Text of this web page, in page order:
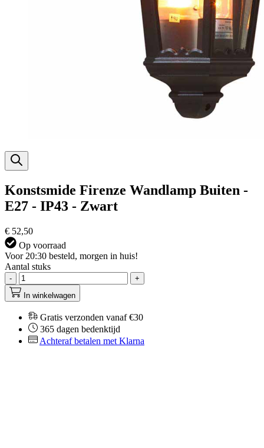
Konstsmide Firenze Wandlamp Buiten -
E27 - IP43 - Zwart
€ 52,50
Op voorraad
Voor 20:30 besteld, morgen in huis!
Aantal stuks
-
+
In winkelwagen
Gratis verzonden vanaf €30
365 dagen bedenktijd
Achteraf betalen met Klarna